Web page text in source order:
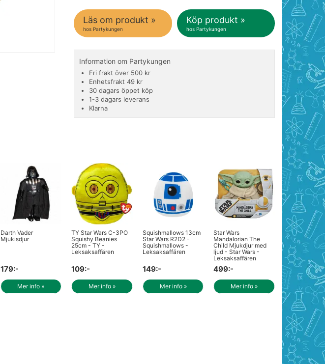
Läs om produkt »
hos Partykungen
Köp produkt »
hos Partykungen
Information om Partykungen
Fri frakt över 500 kr
Enhetsfrakt 49 kr
30 dagars öppet köp
1-3 dagars leverans
Klarna
Darth Vader
Mjukisdjur
179:-
Mer info »
TY Star Wars C-3PO
Squishy Beanies
25cm - TY -
Leksaksaffären
109:-
Mer info »
Squishmallows 13cm
Star Wars R2D2 -
Squishmallows -
Leksaksaffären
149:-
Mer info »
Star Wars
Mandalorian The
Child Mjukdjur med
ljud - Star Wars -
Leksaksaffären
499:-
Mer info »